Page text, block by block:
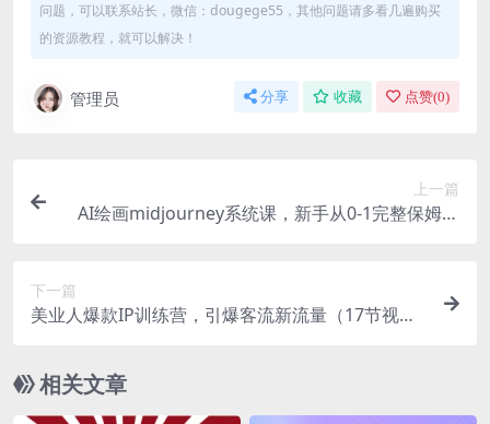
问题，可以联系站长，微信：dougege55，其他问题请多看几遍购买
的资源教程，就可以解决！
管理员 分享 收藏 点赞(0)
上一篇
AI绘画midjourney系统课，新手从0-1完整保姆级
下一篇
美业人爆款IP训练营，引爆客流新流量（17节视频
相关文章